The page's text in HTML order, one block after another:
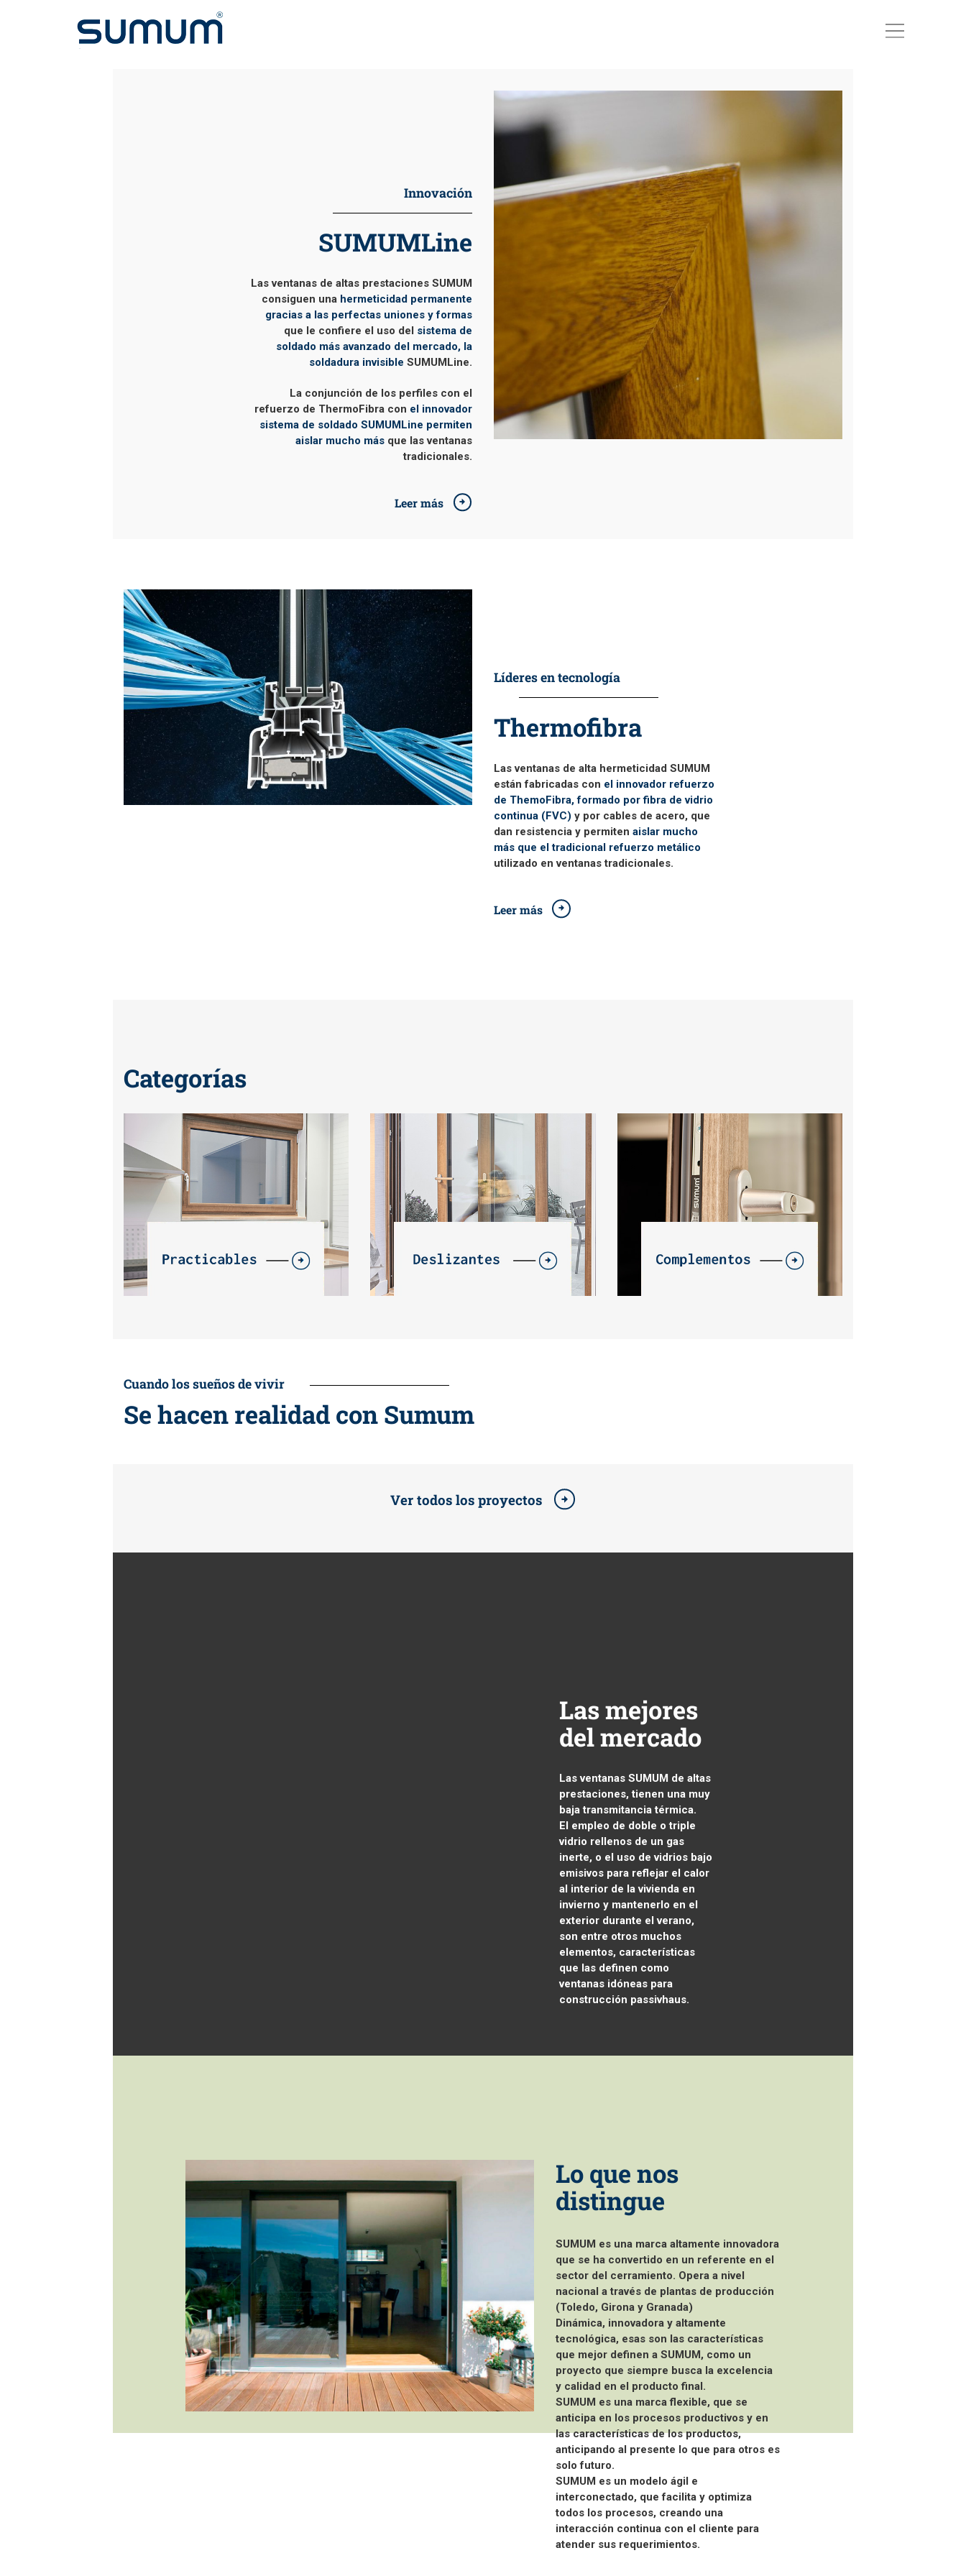
Instalación y
Garantía
Proyectos
Contacto
Innovación
SUMUMLine
Las ventanas de altas prestaciones SUMUM
consiguen una hermeticidad permanente
gracias a las perfectas uniones y formas
que le confiere el uso del sistema de
soldado más avanzado del mercado, la
soldadura invisible SUMUMLine.
La conjunción de los perfiles con el
refuerzo de ThermoFibra con el innovador
sistema de soldado SUMUMLine permiten
aislar mucho másque las ventanas
tradicionales.
Leer más
Líderes en tecnología
Thermofibra
Las ventanas de alta hermeticidad SUMUM
están fabricadas con el innovador refuerzo
de ThemoFibra, formado por fibra de vidrio
continua (FVC) y por cables de acero, que
dan resistencia y permiten aislar mucho
más que el tradicional refuerzo metálico
utilizado en ventanas tradicionales.
Leer más
Categorías
Cuando los sueños de vivir
Se hacen realidad con Sumum
Ver todos los proyectos
Las mejores
del mercado
Las ventanas SUMUM de altas
prestaciones, tienen una muy
baja transmitancia térmica.
El empleo de doble o triple
vidrio rellenos de un gas
inerte, o el uso de vidrios bajo
emisivos para reflejar el calor
al interior de la vivienda en
invierno y mantenerlo en el
exterior durante el verano,
son entre otros muchos
elementos, características
que las definen como
ventanas idóneas para
construcción passivhaus.
Lo que nos
distingue
SUMUM es una marca altamente innovadora
que se ha convertido en un referente en el
sector del cerramiento. Opera a nivel
nacional a través de plantas de producción
(Toledo, Girona y Granada)
Dinámica, innovadora y altamente
tecnológica, esas son las características
que mejor definen a SUMUM, como un
proyecto que siempre busca la excelencia
y calidad en el producto final.
SUMUM es una marca flexible, que se
anticipa en los procesos productivos y en
las características de los productos,
anticipando al presente lo que para otros es
solo futuro.
SUMUM es un modelo ágil e
interconectado, que facilita y optimiza
todos los procesos, creando una
interacción continua con el cliente para
atender sus requerimientos.